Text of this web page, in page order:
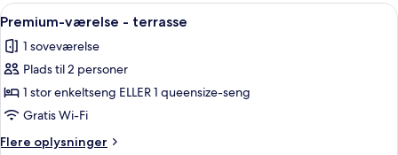
Indlæs
alle
billeder
af
Premium-
værelse
-
Minibar, pengeskab på værelset,
11
Premium-værelse - terrasse
1 soveværelse
Plads til 2 personer
1 stor enkeltseng ELLER 1 queensize-seng
Gratis Wi-Fi
Flere oplysninger
Flere